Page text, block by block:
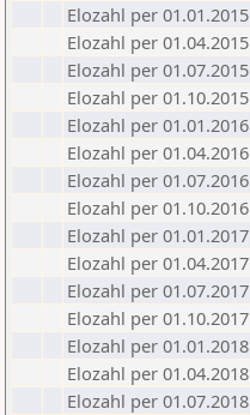
Elozahl per 01.01.2015
Elozahl per 01.04.2015
Elozahl per 01.07.2015
Elozahl per 01.10.2015
Elozahl per 01.01.2016
Elozahl per 01.04.2016
Elozahl per 01.07.2016
Elozahl per 01.10.2016
Elozahl per 01.01.2017
Elozahl per 01.04.2017
Elozahl per 01.07.2017
Elozahl per 01.10.2017
Elozahl per 01.01.2018
Elozahl per 01.04.2018
Elozahl per 01.07.2018